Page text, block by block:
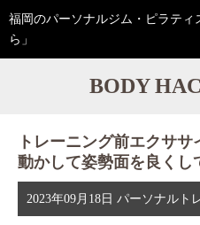
福岡のパーソナルジム・ピラテ
ら」
BODY
トレーニング前エクサ
動かして姿勢面を良くし
2023年09月18日 パーソナルト